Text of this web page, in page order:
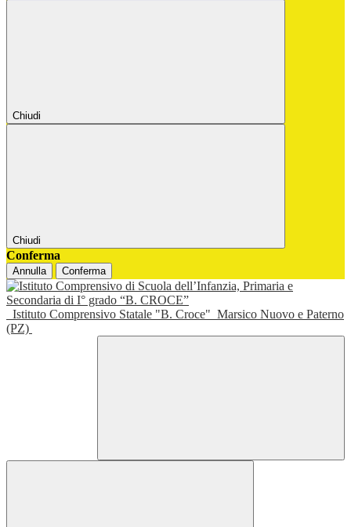
Chiudi
Chiudi
Conferma
Annulla Conferma
Istituto Comprensivo Statale "B. Croce" Marsico Nuovo e Paterno
(PZ)